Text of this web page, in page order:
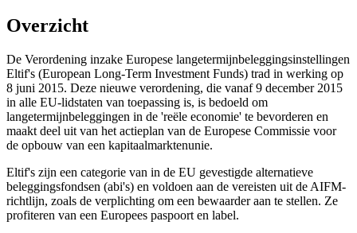
Overzicht
De Verordening inzake Europese langetermijnbeleggingsinstellingen
Eltif's (European Long-Term Investment Funds) trad in werking op
8 juni 2015. Deze nieuwe verordening, die vanaf 9 december 2015
in alle EU-lidstaten van toepassing is, is bedoeld om
langetermijnbeleggingen in de 'reële economie' te bevorderen en
maakt deel uit van het actieplan van de Europese Commissie voor
de opbouw van een kapitaalmarktenunie.
Eltif's zijn een categorie van in de EU gevestigde alternatieve
beleggingsfondsen (abi's) en voldoen aan de vereisten uit de AIFM-
richtlijn, zoals de verplichting om een bewaarder aan te stellen. Ze
profiteren van een Europees paspoort en label.